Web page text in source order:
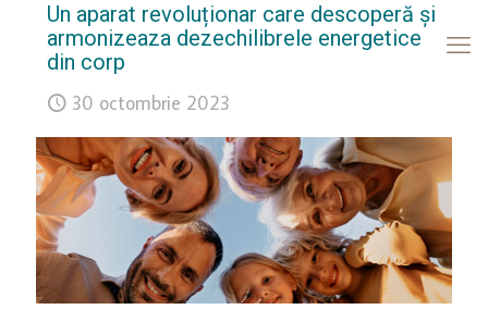
Un aparat revoluționar care descoperă și
armonizeaza dezechilibrele energetice
din corp
30 octombrie 2023